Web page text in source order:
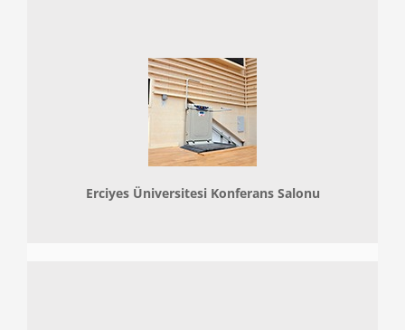
Erciyes Üniversitesi Konferans Salonu